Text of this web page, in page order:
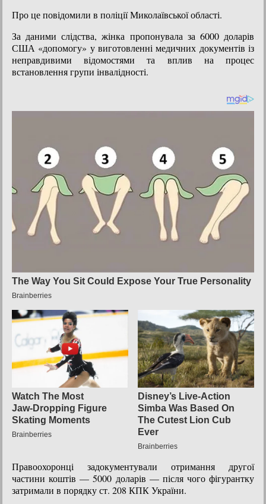
Про це повідомили в поліції Миколаївської області.
За даними слідства, жінка пропонувала за 6000 доларів
США «допомогу» у виготовленні медичних документів із
неправдивими відомостями та вплив на процес
встановлення групи інвалідності.
Правоохоронці задокументували отримання другої
частини коштів — 5000 доларів — після чого фігурантку
затримали в порядку ст. 208 КПК України.